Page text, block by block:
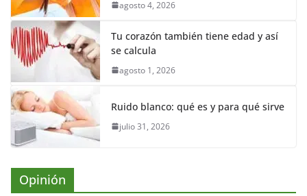
agosto 4, 2026
Tu corazón también tiene edad y así
se calcula
agosto 1, 2026
Ruido blanco: qué es y para qué sirve
julio 31, 2026
Opinión